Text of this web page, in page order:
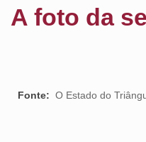
A foto da
Fonte: O Estado do